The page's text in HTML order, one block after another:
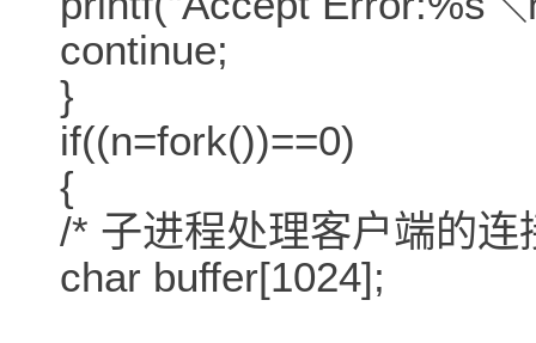
continue;
}
if((n=fork())==0)
{
/* 子进程处理客户端的连
char buffer[1024];